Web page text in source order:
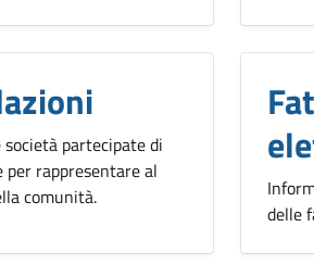
partecipate di
rappresentare al
comunità.
delle